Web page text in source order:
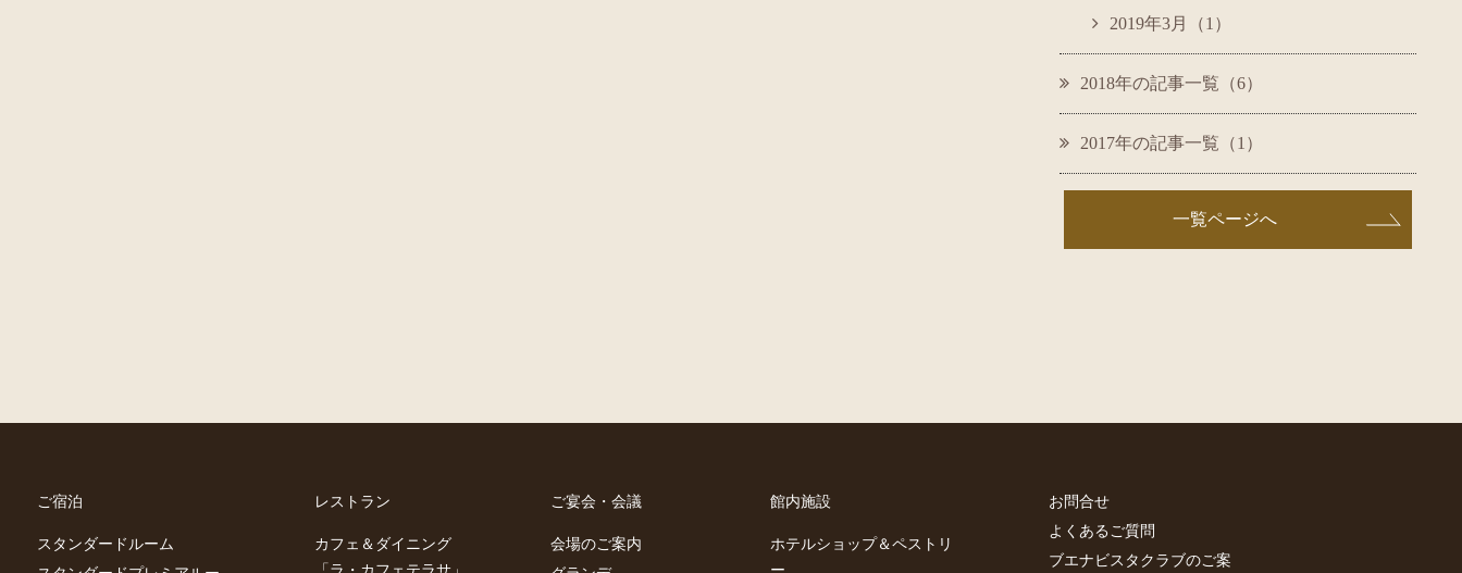
2019年3月（1）
2018年の記事一覧（6）
2017年の記事一覧（1）
一覧ページへ
ご宿泊
スタンダードルーム
レストラン
カフェ＆ダイニング
ご宴会・会議
会場のご案内
館内施設
ホテルショップ＆ペストリ
お問合せ
よくあるご質問
ブエナビスタクラブのご案